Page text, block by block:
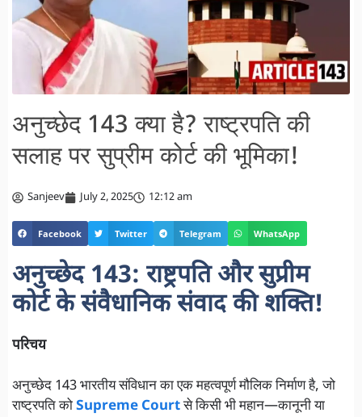
अनुच्छेद 143 क्या है? राष्ट्रपति की
सलाह पर सुप्रीम कोर्ट की भूमिका!
Sanjeev July 2, 2025 12:12 am
Facebook Twitter Telegram WhatsApp
अनुच्छेद 143: राष्ट्रपति और सुप्रीम
कोर्ट के संवैधानिक संवाद की शक्ति!
परिचय
अनुच्छेद 143 भारतीय संविधान का एक महत्वपूर्ण मौलिक निर्माण है, जो
राष्ट्रपति कोSupreme Courtसे किसी भी महान‌—कानूनी या